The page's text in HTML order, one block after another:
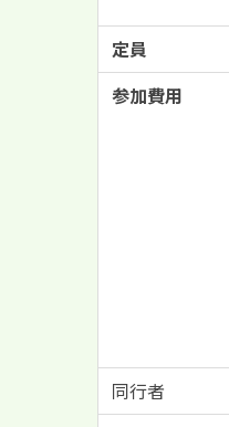
定員
参加費用
同行者